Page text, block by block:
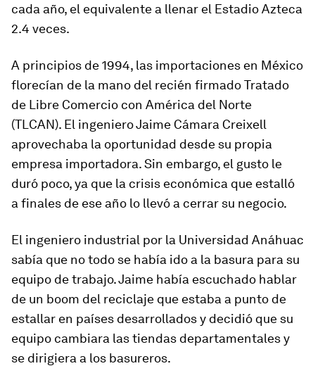
cada año, el equivalente a llenar el Estadio Azteca
2.4 veces.
A principios de 1994, las importaciones en México
florecían de la mano del recién firmado Tratado
de Libre Comercio con América del Norte
(TLCAN). El ingeniero Jaime Cámara Creixell
aprovechaba la oportunidad desde su propia
empresa importadora. Sin embargo, el gusto le
duró poco, ya que la crisis económica que estalló
a finales de ese año lo llevó a cerrar su negocio.
El ingeniero industrial por la Universidad Anáhuac
sabía que no todo se había ido a la basura para su
equipo de trabajo. Jaime había escuchado hablar
de un boom del reciclaje que estaba a punto de
estallar en países desarrollados y decidió que su
equipo cambiara las tiendas departamentales y
se dirigiera a los basureros.